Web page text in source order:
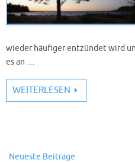
wieder häufiger entzündet wird
es an …
WEITERLESEN
Neueste Beiträge